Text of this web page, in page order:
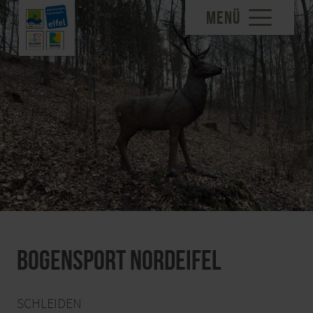
MENÜ
Bogensport Nordeifel
SCHLEIDEN